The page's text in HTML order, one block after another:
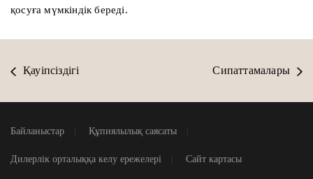
қосуға мүмкіндік береді.
Қауіпсіздігі Сипаттамалары
Байланыстар Құпиялылық саясаты
Дилерлік орталыққа келу ережелері Сайт картасы